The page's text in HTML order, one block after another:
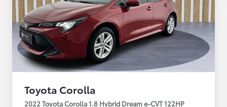
Toyota Corolla
2022 Toyota Corolla 1.8 Hybrid Dream e-CVT 122HP